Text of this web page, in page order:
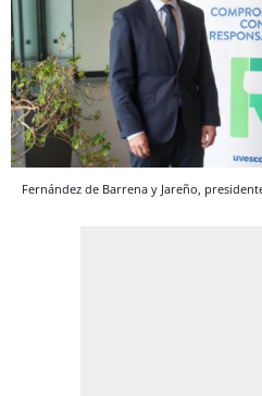
Fernández de Barrena y Jareño,